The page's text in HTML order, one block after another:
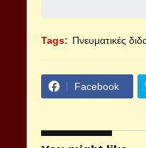
Tags: Πνευματικές
Facebook